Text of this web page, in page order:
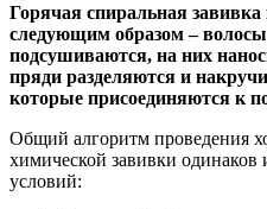
Горячая спиральная
следующим образом –
подсушиваются, на них
пряди разделяются и
которые присоединяются к
Общий алгоритм проведения
химической завивки
условий: